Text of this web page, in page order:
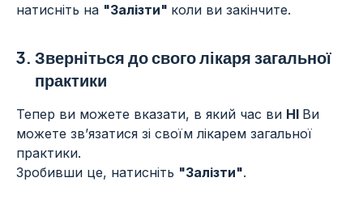
натисніть на "Залізти" коли ви закінчите.
3. Зверніться до свого лікаря загальної
практики
Тепер ви можете вказати, в який час ви НІ Ви
можете зв’язатися зі своїм лікарем загальної
практики.
Зробивши це, натисніть "Залізти".